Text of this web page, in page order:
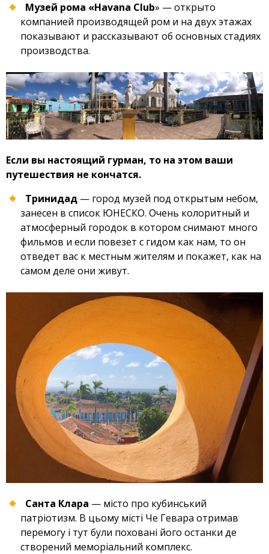
Музей рома «Havana Club» — открыто
компанией производящей ром и на двух этажах
показывают и рассказывают об основных стадиях
производства.
Если вы настоящий гурман, то на этом ваши
путешествия не кончатся.
Тринидад — город музей под открытым небом,
занесен в список ЮНЕСКО. Очень колоритный и
атмосферный городок в котором снимают много
фильмов и если повезет с гидом как нам, то он
отведет вас к местным жителям и покажет, как на
самом деле они живут.
Санта Клара — місто про кубинський
патріотизм. В цьому місті Че Гевара отримав
перемогу і тут були поховані його останки де
створений меморіальний комплекс.